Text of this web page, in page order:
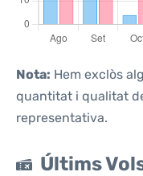
Nota: Hem exclòs
quantitat i qualitat
representativa.
Últims